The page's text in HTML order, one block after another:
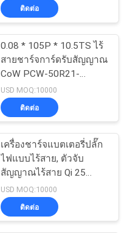
ติดต่อ
0.08 * 105P * 10.5TS ไร้
สายชาร์จการ์ดรับสัญญาณ
CoW PCW-50R21-
A1109803
USD MOQ:10000
ติดต่อ
เครื่องชาร์จแบตเตอรี่ปลั๊ก
ไฟแบบไร้สาย, ตัวจับ
สัญญาณไร้สาย Qi 25
องศาอุณหภูมิ
USD MOQ:10000
ติดต่อ